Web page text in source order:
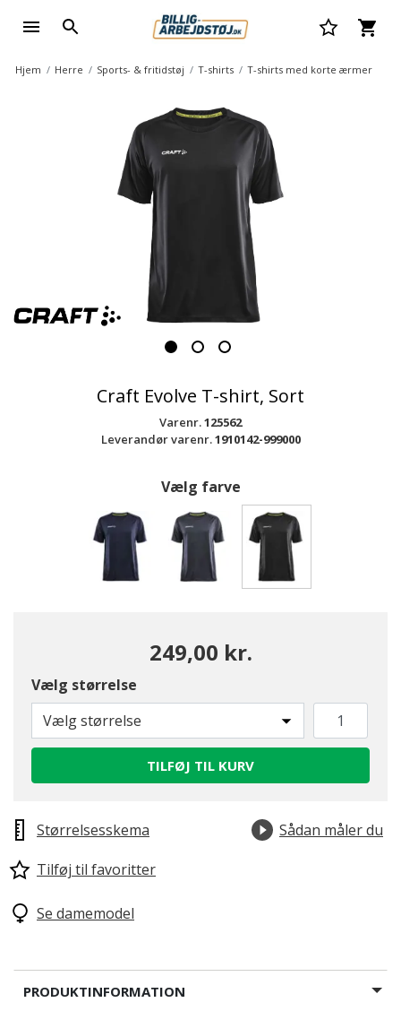
Hjem Herre Sports- & fritidstøj T-shirts T-shirts med korte ærmer
Craft Evolve T-shirt, Sort
Varenr.125562
Leverandør varenr.1910142-999000
Vælg farve
249,00 kr.
Vælg størrelse
Vælg størrelse
TILFØJ TIL KURV
Størrelsesskema
Sådan måler du
Tilføj til favoritter
Se damemodel
PRODUKTINFORMATION